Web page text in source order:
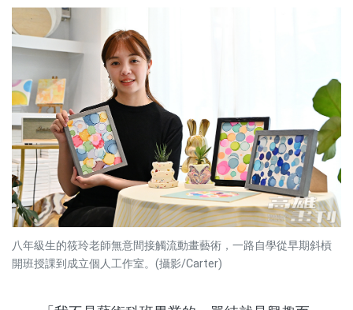
八年級生的筱玲老師無意間接觸流動畫藝術，一路自學從早期斜槓
開班授課到成立個人工作室。(攝影/Carter)